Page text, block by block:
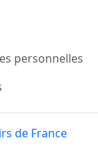
personnelles
de France